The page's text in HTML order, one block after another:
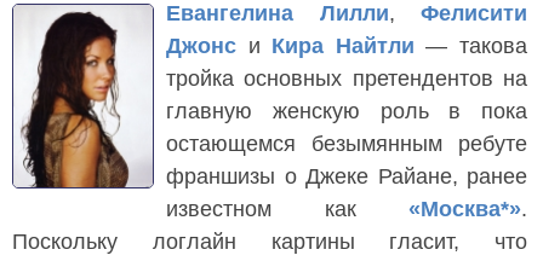
Евангелина Лилли, Фелисити
Джонс и Кира Найтли — такова
тройка основных претендентов на
главную женскую роль в пока
остающемся безымянным ребуте
франшизы о Джеке Райане, ранее
известном как «Москва*».
Поскольку логлайн картины гласит, что